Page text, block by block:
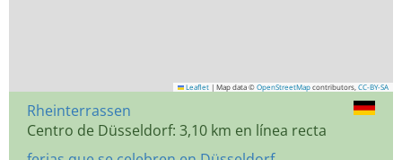
Leaflet | Map data © OpenStreetMap contributors, CC-BY-SA
Rheinterrassen
Centro de Düsseldorf: 3,10 km en línea recta